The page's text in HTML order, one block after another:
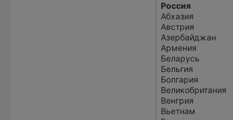
Россия
Абхазия
Австрия
Азербайджан
Армения
Беларусь
Бельгия
Болгария
Великобритания
Венгрия
Вьетнам